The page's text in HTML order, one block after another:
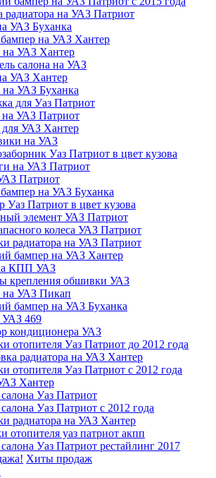
радиатора на УАЗ Патриот
УАЗ Буханка
на УАЗ Хантер
на УАЗ Хантер
салона на УАЗ
УАЗ Хантер
на УАЗ Буханка
для Уаз Патриот
УАЗ Патриот
УАЗ Хантер
на УАЗ
Уаз Патриот в цвет кузова
на УАЗ Патриот
Патриот
на УАЗ Буханка
Уаз Патриот в цвет кузова
элемент УАЗ Патриот
колеса УАЗ Патриот
радиатора на УАЗ Патриот
бампер на УАЗ Хантер
КПП УАЗ
крепления обшивки УАЗ
на УАЗ Пикап
бампер на УАЗ Буханка
УАЗ 469
кондиционера УАЗ
отопителя Уаз Патриот до 2012 года
радиатора на УАЗ Хантер
отопителя Уаз Патриот с 2012 года
Хантер
Уаз Патриот
Уаз Патриот с 2012 года
радиатора на УАЗ Хантер
отопителя уаз патриот акпп
Уаз Патриот рестайлинг 2017
Хиты продаж